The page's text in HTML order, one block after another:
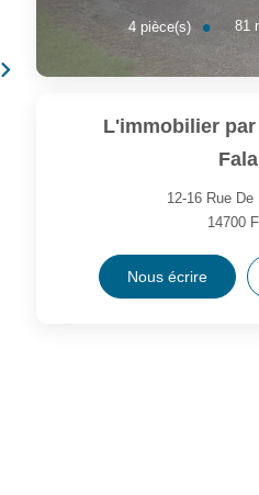
4 pièce(s) 81
L'immobilier par
12-16 Rue
14700
Nous écrire